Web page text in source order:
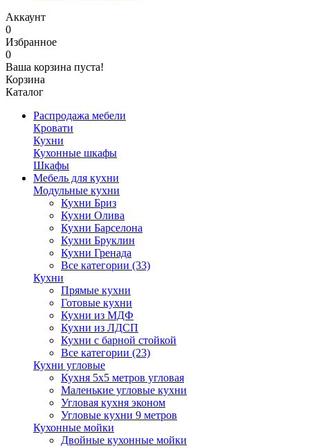
Аккаунт
0
Избранное
0
Ваша корзина пуста!
Корзина
Каталог
Распродажа мебели
Кровати
Кухни
Кухонные шкафы
Шкафы
Мебель для кухни
Модульные кухни
Кухни Бриз
Кухни Олива
Кухни Барселона
Кухни Бруклин
Кухни Гренада
Все категории (33)
Кухни
Прямые кухни
Готовые кухни
Кухни из МДФ
Кухни из ЛДСП
Кухни с барной стойкой
Все категории (23)
Кухни угловые
Кухня 5х5 метров угловая
Маленькие угловые кухни
Угловая кухня эконом
Угловые кухни 9 метров
Кухонные мойки
Двойные кухонные мойки